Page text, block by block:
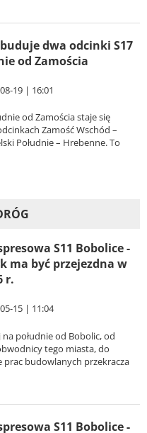
dwa odcinki S17
od Zamościa
19 | 16:01
od Zamościa staje się
Zamość Wschód –
Południe – Hrebenne. To
S11 Bobolice -
ma być przejezdna w
r.
15 | 11:04
południe od Bobolic, od
tego miasta, do
prac budowlanych przekracza
S11 Bobolice -